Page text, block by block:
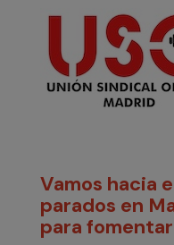
Vamos hacia
parados en
para